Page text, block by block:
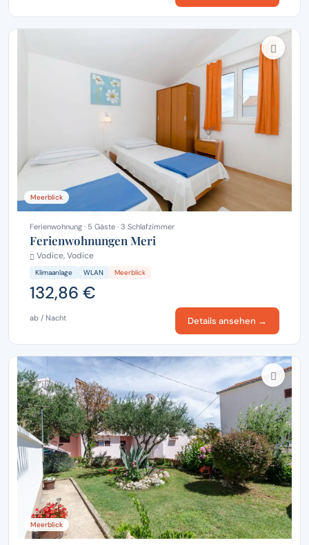
Meerblick
Ferienwohnung · 5 Gäste · 3 Schlafzimmer
Ferienwohnungen Meri
Vodice, Vodice
Klimaanlage WLAN Meerblick
132,86 €
ab / Nacht Details ansehen →
Meerblick